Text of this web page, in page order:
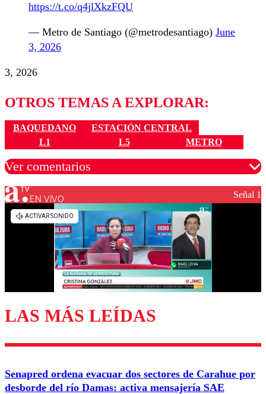
https://t.co/q4jlXkzFQU
— Metro de Santiago (@metrodesantiago) June
3, 2026
3, 2026
OTROS TEMAS A EXPLORAR:
BAQUEDANO
ESTACIÓN CENTRAL
L1
L5 METRO
Ver comentarios
Los comentarios son moderados para garantizar un
diálogo respetuoso.
Enviar comentario
EN VIVO Señal 1
LAS MÁS LEÍDAS
Senapred ordena evacuar dos sectores de Carahue por
desborde del río Damas: activa mensajería SAE